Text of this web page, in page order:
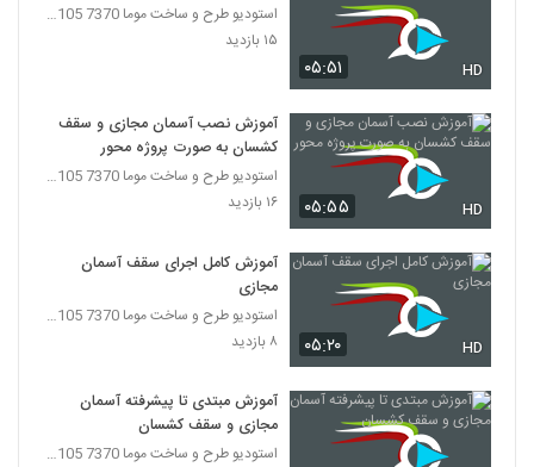
۰۵:۵۱ HD
استودیو طرح و ساخت موما 7370 7105-021
۱۵ بازدید
۰۵:۵۵ HD
آموزش نصب آسمان مجازی و سقف
کشسان به صورت پروژه محور
استودیو طرح و ساخت موما 7370 7105-021
۱۶ بازدید
۰۵:۲۰ HD
آموزش کامل اجرای سقف آسمان
مجازی
استودیو طرح و ساخت موما 7370 7105-021
۸ بازدید
آموزش مبتدی تا پیشرفته آسمان
مجازی و سقف کشسان
استودیو طرح و ساخت موما 7370 7105-021